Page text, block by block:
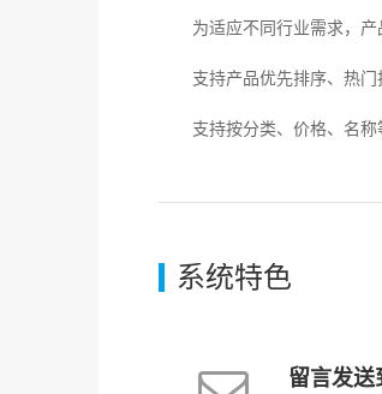
为适应不同行业需求，产
支持产品优先排序、热门
支持按分类、价格、名称
系统特色
留言发送